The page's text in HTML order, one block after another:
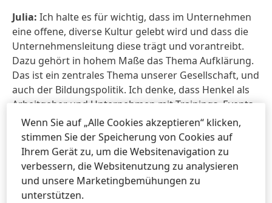
Julia: Ich halte es für wichtig, dass im Unternehmen
eine offene, diverse Kultur gelebt wird und dass die
Unternehmensleitung diese trägt und vorantreibt.
Dazu gehört in hohem Maße das Thema Aufklärung.
Das ist ein zentrales Thema unserer Gesellschaft, und
auch der Bildungspolitik. Ich denke, dass Henkel als
Arbeitgeber und Unternehmen mit Trainings, Events
und Kommunikationskampagnen viel zur
allgemeinen Aufklärung beitragen kann. Ich bin
dankbar, dass wir in unserem Diversity, Equity und
Inclusion (DEI)-Team und auch in den Employee
Resource Groups (ERGs) Menschen haben, die sich
täglich mit diesem Thema befassen. Und obwohl
Wenn Sie auf „Alle Cookies akzeptieren“ klicken,
stimmen Sie der Speicherung von Cookies auf
Ihrem Gerät zu, um die Websitenavigation zu
verbessern, die Websitenutzung zu analysieren
und unsere Marketingbemühungen zu
unterstützen.